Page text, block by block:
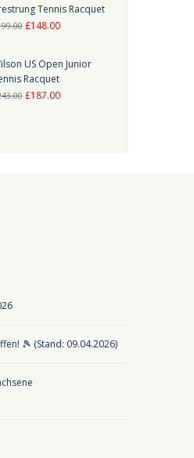
Tennis Racquet
Ursprünglicher
war:
£199.00
£148.00Aktueller
ist:
£148.00.
US Open Junior
Racquet
Ursprünglicher
£187.00Aktueller
🎾 (Stand: 09.04.2026)